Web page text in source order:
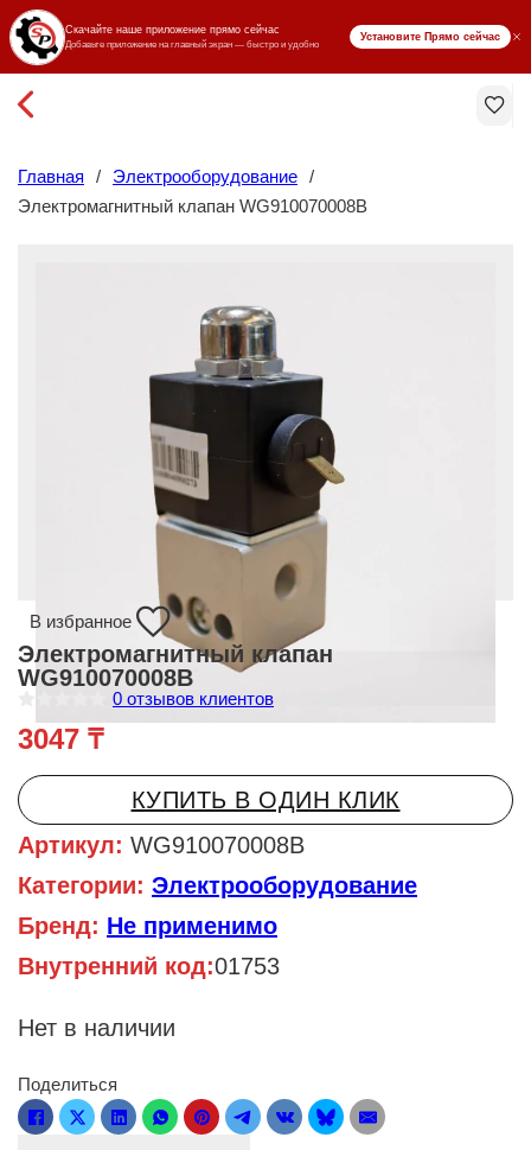
₸ KZT
Главная / Электрооборудование /
Электромагнитный клапан WG910070008B
В избранное
Электромагнитный клапан
WG910070008B
ц
е
к
а
0
и
з
5
0 отзывов клиентов
3047 ₸
КУПИТЬ В ОДИН КЛИК
Артикул: WG910070008B
Категории: Электрооборудование
Бренд: Не применимо
Внутренний код:01753
Нет в наличии
Поделиться